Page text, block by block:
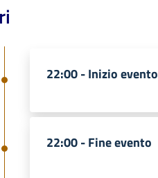
22:00 -Inizio evento
22:00 -Fine evento